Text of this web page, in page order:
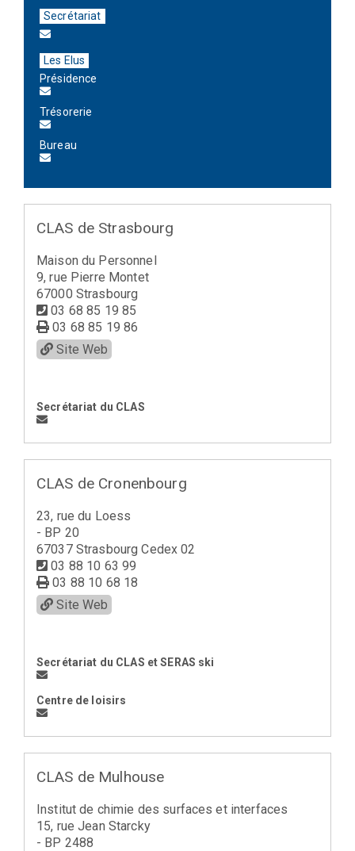
Secrétariat
Les Elus
Présidence
Trésorerie
Bureau
CLAS de Strasbourg
Maison du Personnel
9, rue Pierre Montet
67000 Strasbourg
03 68 85 19 85
03 68 85 19 86
Site Web
Secrétariat du CLAS
CLAS de Cronenbourg
23, rue du Loess
- BP 20
67037 Strasbourg Cedex 02
03 88 10 63 99
03 88 10 68 18
Site Web
Secrétariat du CLAS et SERAS ski
Centre de loisirs
CLAS de Mulhouse
Institut de chimie des surfaces et interfaces
15, rue Jean Starcky
- BP 2488